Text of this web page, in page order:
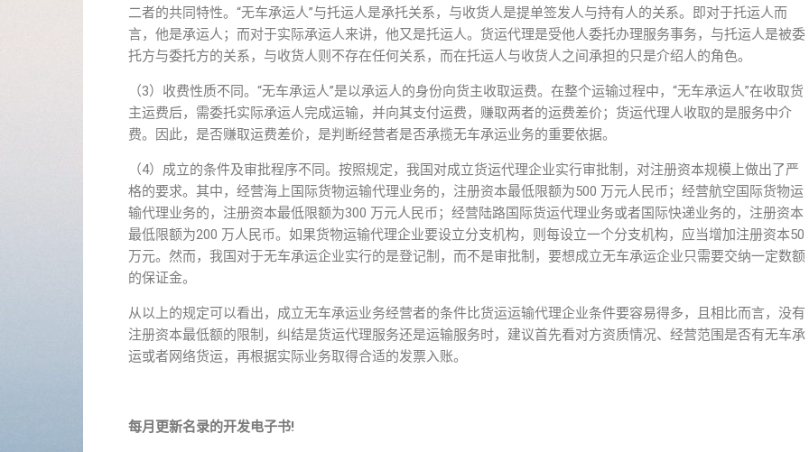
二者的共同特性。“无车承运人”与托运人是承托关系，与收货人是提单签发人与持有人的关系。即对于托运人而
言，他是承运人；而对于实际承运人来讲，他又是托运人。货运代理是受他人委托办理服务事务，与托运人是被委
托方与委托方的关系，与收货人则不存在任何关系，而在托运人与收货人之间承担的只是介绍人的角色。
（3）收费性质不同。“无车承运人”是以承运人的身份向货主收取运费。在整个运输过程中，“无车承运人”在收取货
主运费后，需委托实际承运人完成运输，并向其支付运费，赚取两者的运费差价；货运代理人收取的是服务中介
费。因此，是否赚取运费差价，是判断经营者是否承揽无车承运业务的重要依据。
（4）成立的条件及审批程序不同。按照规定，我国对成立货运代理企业实行审批制，对注册资本规模上做出了严
格的要求。其中，经营海上国际货物运输代理业务的，注册资本最低限额为500 万元人民币；经营航空国际货物运
输代理业务的，注册资本最低限额为300 万元人民币；经营陆路国际货运代理业务或者国际快递业务的，注册资本
最低限额为200 万人民币。如果货物运输代理企业要设立分支机构，则每设立一个分支机构，应当增加注册资本50
万元。然而，我国对于无车承运企业实行的是登记制，而不是审批制，要想成立无车承运企业只需要交纳一定数额
的保证金。
从以上的规定可以看出，成立无车承运业务经营者的条件比货运运输代理企业条件要容易得多，且相比而言，没有
注册资本最低额的限制，纠结是货运代理服务还是运输服务时，建议首先看对方资质情况、经营范围是否有无车承
运或者网络货运，再根据实际业务取得合适的发票入账。
每月更新名录的开发电子书!